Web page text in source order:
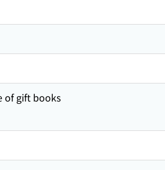
of gift books